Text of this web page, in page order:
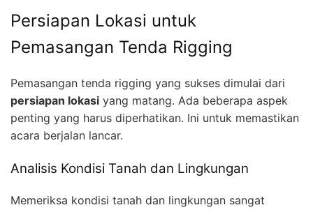
Persiapan Lokasi untuk
Pemasangan Tenda Rigging
Pemasangan tenda rigging yang sukses dimulai dari
persiapan lokasi yang matang. Ada beberapa aspek
penting yang harus diperhatikan. Ini untuk memastikan
acara berjalan lancar.
Analisis Kondisi Tanah dan Lingkungan
Memeriksa kondisi tanah dan lingkungan sangat